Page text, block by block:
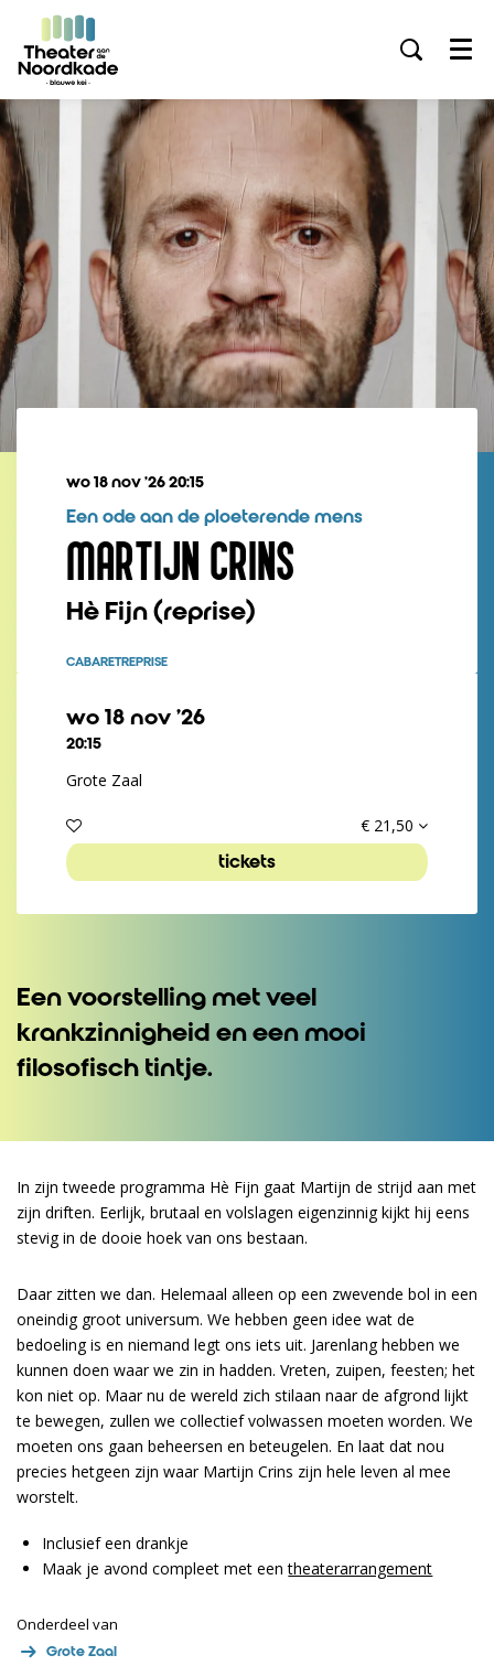
Menu
MARTIJN CRINS
Hè Fijn (reprise)
Een ode aan de ploeterende mens
wo 18 nov ’2620:15
CABARETREPRISE
wo 18 nov ’26
20:15
Grote Zaal
€ 21,50
tickets
Een voorstelling met veel
krankzinnigheid en een mooi
filosofisch tintje.
In zijn tweede programma Hè Fijn gaat Martijn de strijd aan met
zijn driften. Eerlijk, brutaal en volslagen eigenzinnig kijkt hij eens
stevig in de dooie hoek van ons bestaan.
Daar zitten we dan. Helemaal alleen op een zwevende bol in een
oneindig groot universum. We hebben geen idee wat de
bedoeling is en niemand legt ons iets uit. Jarenlang hebben we
kunnen doen waar we zin in hadden. Vreten, zuipen, feesten; het
kon niet op. Maar nu de wereld zich stilaan naar de afgrond lijkt
te bewegen, zullen we collectief volwassen moeten worden. We
moeten ons gaan beheersen en beteugelen. En laat dat nou
precies hetgeen zijn waar Martijn Crins zijn hele leven al mee
worstelt.
Inclusief een drankje
Maak je avond compleet met eentheaterarrangement
Onderdeel van
Grote Zaal